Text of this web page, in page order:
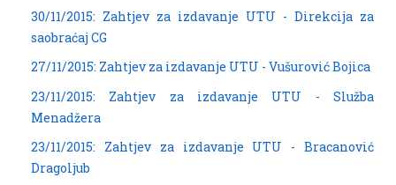
30/11/2015: Zahtjev za izdavanje UTU - Direkcija za
saobraćaj CG
27/11/2015: Zahtjev za izdavanje UTU - Vušurović Bojica
23/11/2015: Zahtjev za izdavanje UTU - Služba
Menadžera
23/11/2015: Zahtjev za izdavanje UTU - Bracanović
Dragoljub